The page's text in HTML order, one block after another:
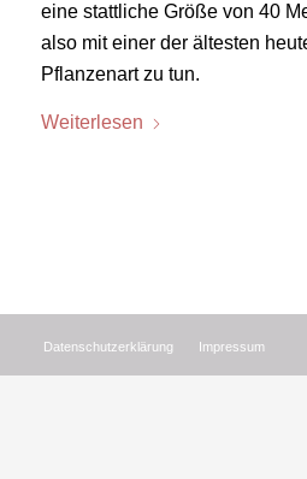
eine stattliche Größe von 40
also mit einer der ältesten
Pflanzenart zu tun.
Weiterlesen
Datenschutzerklärung Impressum